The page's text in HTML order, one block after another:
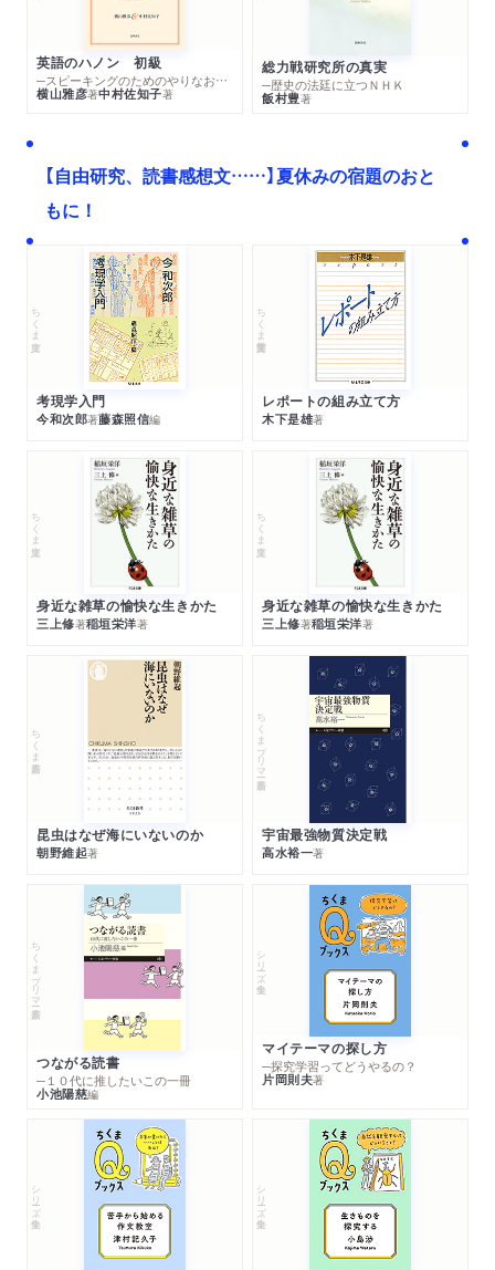
英語のハノン 初級
─スピーキングのためのやりなおし英文法スーパードリル
横山雅彦著中村佐知子著
総力戦研究所の真実
─歴史の法廷に立つＮＨＫ
飯村豊著
【自由研究、読書感想文……】夏休みの宿題のおと
もに！
ちくま文庫
考現学入門
今和次郎著藤森照信編
ちくま学芸文庫
レポートの組み立て方
木下是雄著
ちくま文庫
身近な雑草の愉快な生きかた
三上修著稲垣栄洋著
ちくま文庫
身近な雑草の愉快な生きかた
三上修著稲垣栄洋著
ちくま新書
昆虫はなぜ海にいないのか
朝野維起著
ちくまプリマー新書
宇宙最強物質決定戦
高水裕一著
ちくまプリマー新書
つながる読書
─１０代に推したいこの一冊
小池陽慈編
シリーズ・全集
マイテーマの探し方
─探究学習ってどうやるの？
片岡則夫著
シリーズ・全集 シリーズ・全集